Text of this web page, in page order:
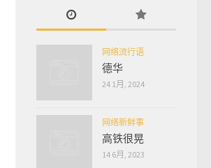
网络流行语
德华
24 1月, 2024
网络新鲜事
高铁很晃
14 6月, 2023